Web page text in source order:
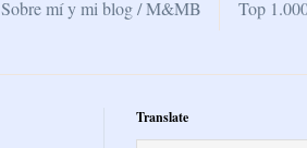
Sobre mí y mi blog / M&MB
Top
Translate